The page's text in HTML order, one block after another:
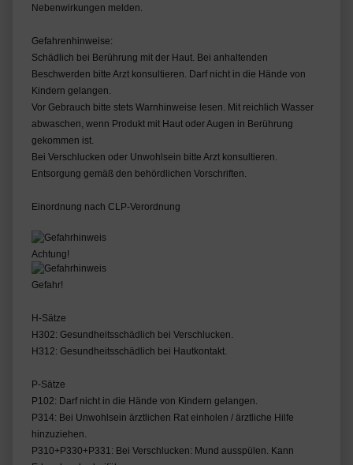
Nebenwirkungen melden.
Gefahrenhinweise:
Schädlich bei Berührung mit der Haut. Bei anhaltenden
Beschwerden bitte Arzt konsultieren. Darf nicht in die Hände von
Kindern gelangen.
Vor Gebrauch bitte stets Warnhinweise lesen. Mit reichlich Wasser
abwaschen, wenn Produkt mit Haut oder Augen in Berührung
gekommen ist.
Bei Verschlucken oder Unwohlsein bitte Arzt konsultieren.
Entsorgung gemäß den behördlichen Vorschriften.
Einordnung nach CLP-Verordnung
Achtung!
Gefahr!
H-Sätze
H302: Gesundheitsschädlich bei Verschlucken.
H312: Gesundheitsschädlich bei Hautkontakt.
P-Sätze
P102: Darf nicht in die Hände von Kindern gelangen.
P314: Bei Unwohlsein ärztlichen Rat einholen / ärztliche Hilfe
hinzuziehen.
P310+P330+P331: Bei Verschlucken: Mund ausspülen. Kann